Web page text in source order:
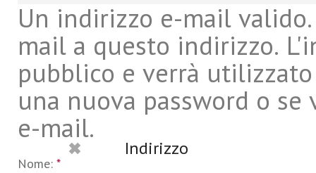
Un indirizzo e-mail
mail a questo indirizzo.
pubblico e verrà
una nuova password o
e-mail.
Indirizzo
Nome: *